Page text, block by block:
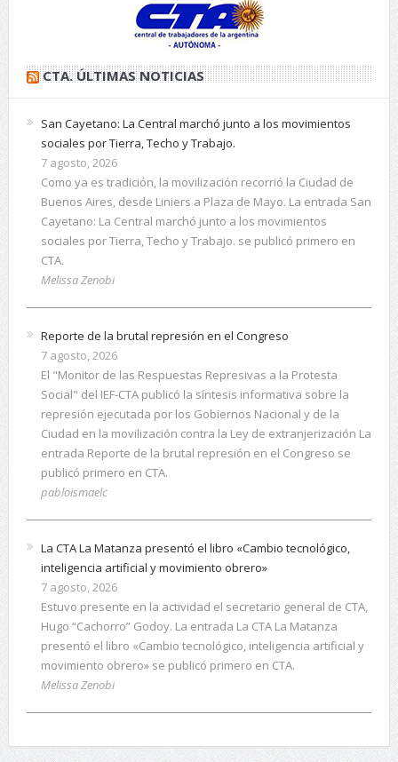
CTA. ÚLTIMAS NOTICIAS
San Cayetano: La Central marchó junto a los movimientos
sociales por Tierra, Techo y Trabajo.
7 agosto, 2026
Como ya es tradición, la movilización recorrió la Ciudad de
Buenos Aires, desde Liniers a Plaza de Mayo. La entrada San
Cayetano: La Central marchó junto a los movimientos
sociales por Tierra, Techo y Trabajo. se publicó primero en
CTA.
Melissa Zenobi
Reporte de la brutal represión en el Congreso
7 agosto, 2026
El "Monitor de las Respuestas Represivas a la Protesta
Social" del IEF-CTA publicó la síntesis informativa sobre la
represión ejecutada por los Gobiernos Nacional y de la
Ciudad en la movilización contra la Ley de extranjerización La
entrada Reporte de la brutal represión en el Congreso se
publicó primero en CTA.
pabloismaelc
La CTA La Matanza presentó el libro «Cambio tecnológico,
inteligencia artificial y movimiento obrero»
7 agosto, 2026
Estuvo presente en la actividad el secretario general de CTA,
Hugo “Cachorro” Godoy. La entrada La CTA La Matanza
presentó el libro «Cambio tecnológico, inteligencia artificial y
movimiento obrero» se publicó primero en CTA.
Melissa Zenobi